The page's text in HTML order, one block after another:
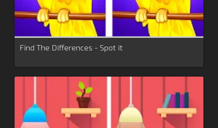
Find The Differences - Spot it